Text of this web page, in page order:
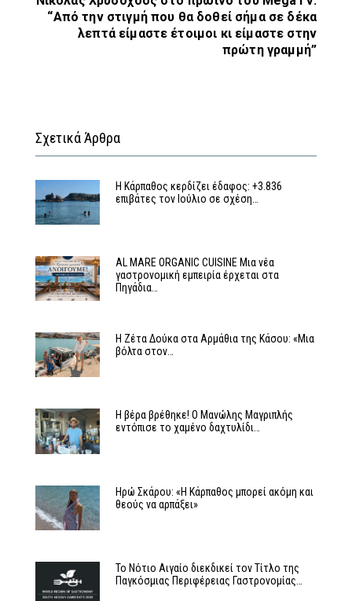
“Από την στιγμή που θα δοθεί σήμα σε δέκα
λεπτά είμαστε έτοιμοι κι είμαστε στην
πρώτη γραμμή”
Σχετικά Άρθρα
Η Κάρπαθος κερδίζει έδαφος: +3.836
επιβάτες τον Ιούλιο σε σχέση…
AL MARE ORGANIC CUISINE Μια νέα
γαστρονομική εμπειρία έρχεται στα
Πηγάδια…
Η Ζέτα Δούκα στα Αρμάθια της Κάσου: «Μια
βόλτα στον…
Η βέρα βρέθηκε! Ο Μανώλης Μαγριπλής
εντόπισε το χαμένο δαχτυλίδι…
Ηρώ Σκάρου: «Η Κάρπαθος μπορεί ακόμη και
θεούς να αρπάξει»
Το Νότιο Αιγαίο διεκδικεί τον Τίτλο της
Παγκόσμιας Περιφέρειας Γαστρονομίας…